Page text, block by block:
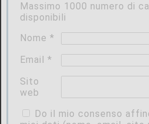
Massimo 1000 numero di
disponibili
Nome*
Email*
Sito
web
Do il mio consenso